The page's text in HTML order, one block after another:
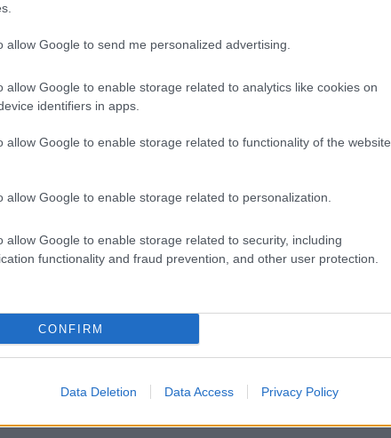
allow Google to send me personalized advertising.
allow Google to enable storage related to analytics like cookies on
identifiers in apps.
allow Google to enable storage related to functionality of the website
allow Google to enable storage related to personalization.
allow Google to enable storage related to security, including
functionality and fraud prevention, and other user protection.
CONFIRM
Data Deletion Data Access Privacy Policy
Dejan Radonjić from the
#EveryGameMatters
(@EuroLeague)